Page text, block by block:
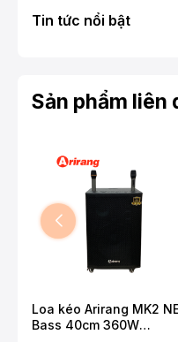
Tin tức nổi bật
Sản phẩm liên
Loa kéo Arirang MK2
Bass 40cm 360W